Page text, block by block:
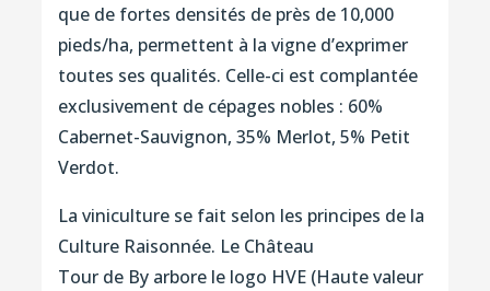
que de fortes densités de près de 10,000
pieds/ha, permettent à la vigne d’exprimer
toutes ses qualités. Celle-ci est complantée
exclusivement de cépages nobles : 60%
Cabernet-Sauvignon, 35% Merlot, 5% Petit
Verdot.
La viniculture se fait selon les principes de la
Culture Raisonnée. Le Château
Tour de By arbore le logo HVE (Haute valeur